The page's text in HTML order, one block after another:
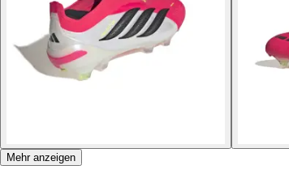
Mehr anzeigen